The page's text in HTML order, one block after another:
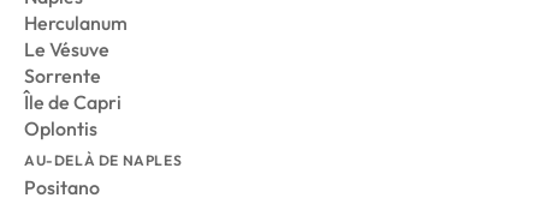
Herculanum
Le Vésuve
Sorrente
Île de Capri
Oplontis
AU-DELÀ DE NAPLES
Positano